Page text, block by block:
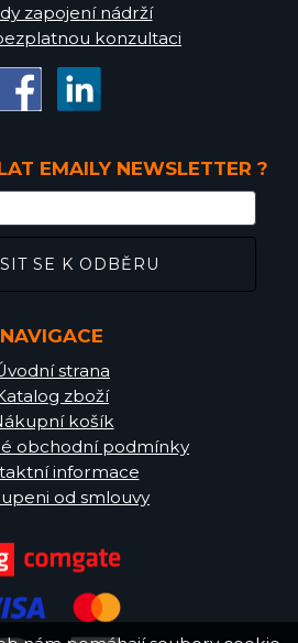
zapojení nádrží
konzultaci
EMAILY NEWSLETTER ?
NAVIGACE
strana
zboží
košík
obchodní podmínky
informace
od smlouvy